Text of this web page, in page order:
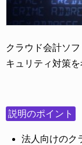
クラウド会計ソ
キュリティ対策を
説明のポイント
法人向けのク